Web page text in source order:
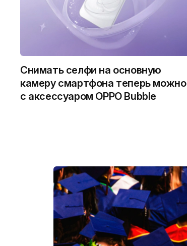
Снимать селфи на основную
камеру смартфона теперь можно
с аксессуаром OPPO Bubble